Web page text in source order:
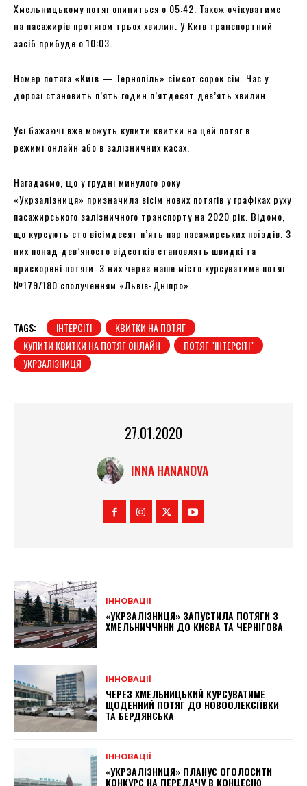
Хмельницькому потяг опиниться о 05:42. Також очікуватиме
на пасажирів протягом трьох хвилин. У Київ транспортний
засіб прибуде о 10:03.
Номер потяга «Київ — Тернопіль» сімсот сорок сім. Час у
дорозі становить п’ять годин п’ятдесят дев’ять хвилин.
Усі бажаючі вже можуть купити квитки на цей потяг в
режимі онлайн або в залізничних касах.
Нагадаємо, що у грудні минулого року
«Укрзалізниця» призначила вісім нових потягів у графіках руху
пасажирського залізничного транспорту на 2020 рік. Відомо,
що курсують сто вісімдесят п’ять пар пасажирських поїздів. З
них понад дев’яносто відсотків становлять швидкі та
прискорені потяги. З них через наше місто курсуватиме потяг
№179/180 сполученням «Львів-Дніпро».
TAGS: ІНТЕРСІТІ
КВИТКИ НА ПОТЯГ
КУПИТИ КВИТКИ НА ПОТЯГ ОНЛАЙН
ПОТЯГ "ІНТЕРСІТІ"
УКРЗАЛІЗНИЦЯ
27.01.2020
INNA HANANOVA
ІННОВАЦІЇ
«УКРЗАЛІЗНИЦЯ» ЗАПУСТИЛА ПОТЯГИ З
ХМЕЛЬНИЧЧИНИ ДО КИЄВА ТА ЧЕРНІГОВА
ІННОВАЦІЇ
ЧЕРЕЗ ХМЕЛЬНИЦЬКИЙ КУРСУВАТИМЕ
ЩОДЕННИЙ ПОТЯГ ДО НОВООЛЕКСІЇВКИ
ТА БЕРДЯНСЬКА
ІННОВАЦІЇ
«УКРЗАЛІЗНИЦЯ» ПЛАНУЄ ОГОЛОСИТИ
КОНКУРС НА ПЕРЕДАЧУ В КОНЦЕСІЮ